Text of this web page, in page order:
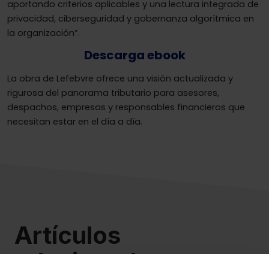
aportando criterios aplicables y una lectura integrada de
privacidad, ciberseguridad y gobernanza algorítmica en
la organización”.
Descarga ebook
La obra de Lefebvre ofrece una visión actualizada y
rigurosa del panorama tributario para asesores,
despachos, empresas y responsables financieros que
necesitan estar en el día a día.
Artículos